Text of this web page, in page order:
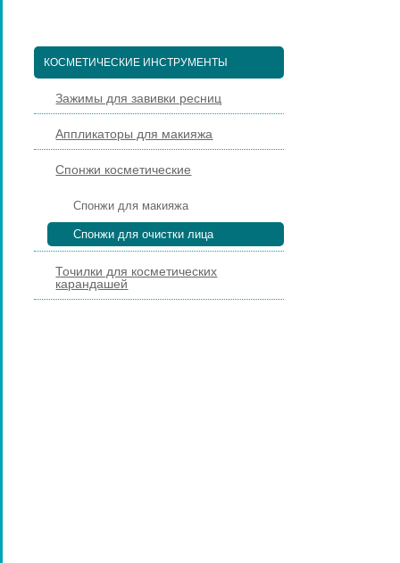
КОСМЕТИЧЕСКИЕ ИНСТРУМЕНТЫ
Зажимы для завивки ресниц
Аппликаторы для макияжа
Спонжи косметические
Спонжи для макияжа
Спонжи для очистки лица
Точилки для косметических
карандашей